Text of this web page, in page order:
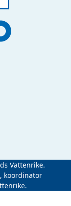
Vattenrike.
koordinator